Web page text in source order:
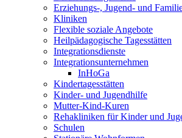
Erziehungs-, Jugend- und
Kliniken
Flexible soziale Angebote
Heilpädagogische Tagesstätten
Integrationsdienste
Integrationsunternehmen
InHoGa
Kindertagesstätten
Kinder- und Jugendhilfe
Mutter-Kind-Kuren
Rehakliniken für Kinder und
Schulen